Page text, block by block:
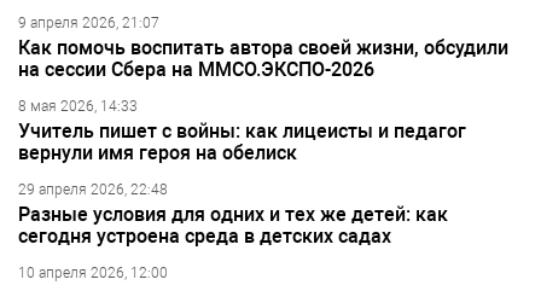
9 апреля 2026, 21:07
Как помочь воспитать автора своей жизни, обсудили
на сессии Сбера на ММСО.ЭКСПО-2026
8 мая 2026, 14:33
Учитель пишет с войны: как лицеисты и педагог
вернули имя героя на обелиск
29 апреля 2026, 22:48
Разные условия для одних и тех же детей: как
сегодня устроена среда в детских садах
10 апреля 2026, 12:00